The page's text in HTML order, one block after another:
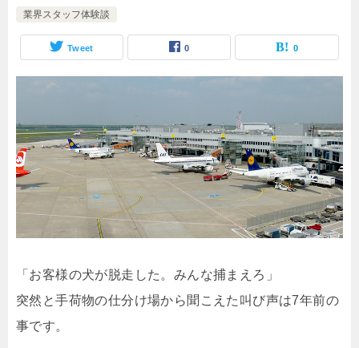
業界スタッフ体験談
Tweet 0 0
「お客様の犬が脱走した。みんな捕まえろ」
突然と手荷物の仕分け場から聞こえた叫び声は7年前の
事です。